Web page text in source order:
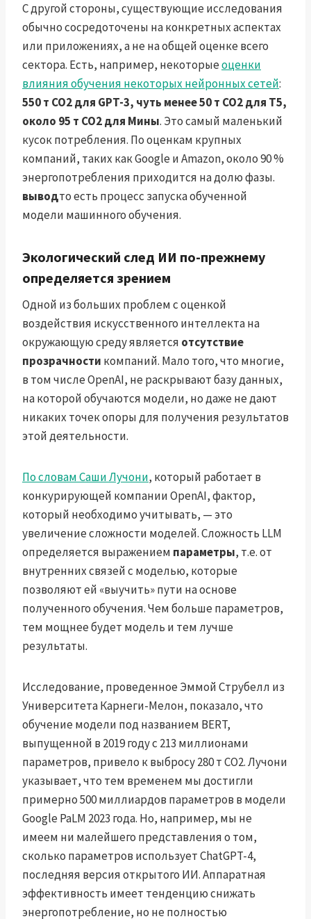
С другой стороны, существующие исследования
обычно сосредоточены на конкретных аспектах
или приложениях, а не на общей оценке всего
сектора. Есть, например, некоторыеоценки
влияния обучения некоторых нейронных сетей:
550 т CO2 для GPT-3, чуть менее 50 т CO2 для T5,
около 95 т CO2 для Мины. Это самый маленький
кусок потребления. По оценкам крупных
компаний, таких как Google и Amazon, около 90 %
энергопотребления приходится на долю фазы.
выводто есть процесс запуска обученной
модели машинного обучения.
Экологический след ИИ по-прежнему
определяется зрением
Одной из больших проблем с оценкой
воздействия искусственного интеллекта на
окружающую среду является отсутствие
прозрачности компаний. Мало того, что многие,
в том числе OpenAI, не раскрывают базу данных,
на которой обучаются модели, но даже не дают
никаких точек опоры для получения результатов
этой деятельности.
По словам Саши Лучони, который работает в
конкурирующей компании OpenAI, фактор,
который необходимо учитывать, — это
увеличение сложности моделей. Сложность LLM
определяется выражением параметры, т.е. от
внутренних связей с моделью, которые
позволяют ей «выучить» пути на основе
полученного обучения. Чем больше параметров,
тем мощнее будет модель и тем лучше
результаты.
Исследование, проведенное Эммой Струбелл из
Университета Карнеги-Мелон, показало, что
обучение модели под названием BERT,
выпущенной в 2019 году с 213 миллионами
параметров, привело к выбросу 280 т CO2. Лучони
указывает, что тем временем мы достигли
примерно 500 миллиардов параметров в модели
Google PaLM 2023 года. Но, например, мы не
имеем ни малейшего представления о том,
сколько параметров использует ChatGPT-4,
последняя версия открытого ИИ. Аппаратная
эффективность имеет тенденцию снижать
энергопотребление, но не полностью